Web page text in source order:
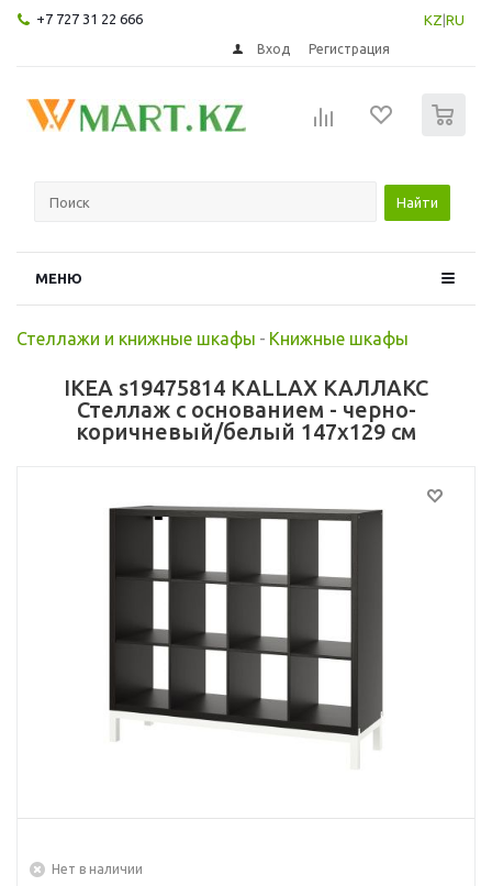
+7 727 31 22 666 KZ RU
Вход Регистрация
Найти
МЕНЮ
Стеллажи и книжные шкафы - Книжные шкафы
IKEA s19475814 KALLAX КАЛЛАКС
Стеллаж с основанием - черно-
коричневый/белый 147x129 см
Нет в наличии